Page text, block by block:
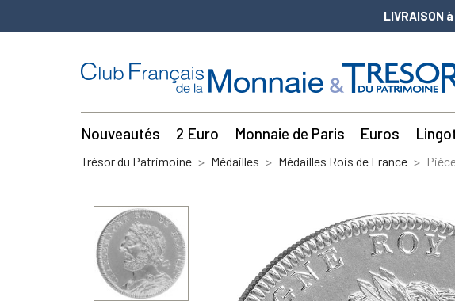
LIVRAISON
Nouveautés 2 Euro Monnaie de Paris Euros
Trésor du Patrimoine Médailles Médailles Rois de France